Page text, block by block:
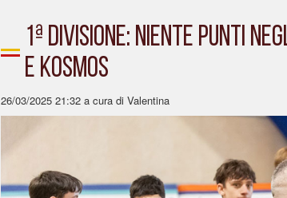
1ª DIVISIONE: NIENTE PUNTI
E KOSMOS
26/03/2025 21:32 a cura di Valentina